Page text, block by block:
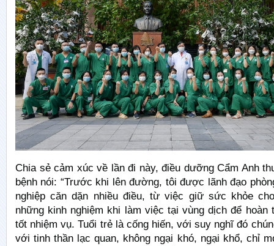
Chia sẻ cảm xúc về lần đi này, điều dưỡng Cẩm Anh
bệnh nói: “Trước khi lên đường, tôi được lãnh đạo
nghiệp căn dặn nhiều điều, từ việc giữ sức khỏe
những kinh nghiệm khi làm việc tại vùng dịch để hoàn
tốt nhiệm vụ. Tuổi trẻ là cống hiến, với suy nghĩ đó
với tinh thần lạc quan, không ngại khó, ngại khổ, chỉ